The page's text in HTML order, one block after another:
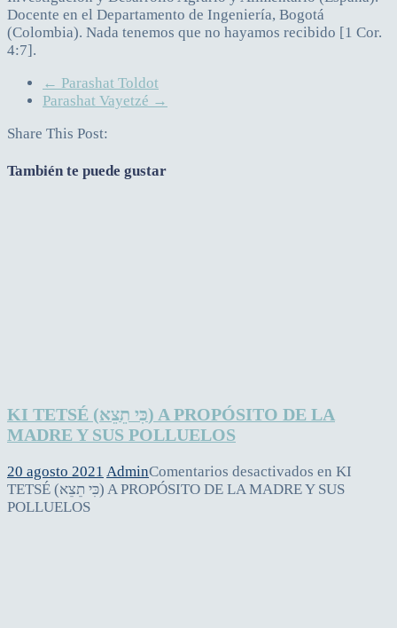
Docente en el Departamento de Ingeniería, Bogotá
(Colombia). Nada tenemos que no hayamos recibido [1 Cor.
4:7].
← Parashat Toldot
Parashat Vayetzé →
Share This Post:
También te puede gustar
KI TETSÉ (כִּי תֵצֵא) A PROPÓSITO DE LA
MADRE Y SUS POLLUELOS
20 agosto 2021 AdminComentarios desactivados en KI
TETSÉ (כִּי תֵצֵא) A PROPÓSITO DE LA MADRE Y SUS
POLLUELOS